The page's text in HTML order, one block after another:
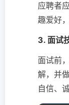
应聘者
趣爱好
3. 面试
面试前
解，并
自信、